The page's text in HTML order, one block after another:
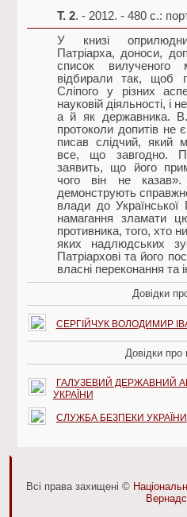
Т. 2. - 2012. - 480 с.:
У книзі
Патріарха, доноси,
список
відбирали так, щоб
Сліпого у різних
науковій діяльності, і
а й як державника. В.
протоколи допитів не
писав слідчий, який
все, що завгодно.
заявить, що його
чого він не казав».
демонструють
влади до Української
намагання зламати
противника, того, хто
яких надлюдських
Патріархові та його
власні переконання та
Довідки
СЕРГІЙЧУК ВОЛОДИМИР
Довідки про
ГАЛУЗЕВИЙ ДЕРЖАВНИЙ
УКРАЇНИ
СЛУЖБА БЕЗПЕКИ УКРАЇНИ
Всі права захищені ©